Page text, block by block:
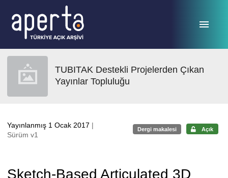
TUBITAK Destekli Projelerden Çıkan
Yayınlar Topluluğu
Yayınlanmış 1 Ocak 2017 |
Sürüm v1
Dergi makalesi Açık
Sketch-Based Articulated 3D